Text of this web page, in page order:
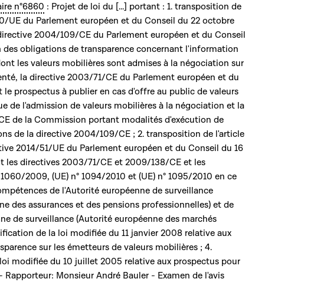
n°6860 : Projet de loi du [...] portant : 1. transposition de
UE du Parlement européen et du Conseil du 22 octobre
2004/109/CE du Parlement européen et du Conseil
obligations de transparence concernant l'information
les valeurs mobilières sont admises à la négociation sur
la directive 2003/71/CE du Parlement européen et du
le prospectus à publier en cas d'offre au public de valeurs
de l'admission de valeurs mobilières à la négociation et la
de la Commission portant modalités d'exécution de
de la directive 2004/109/CE ; 2. transposition de l'article
2014/51/UE du Parlement européen et du Conseil du 16
les directives 2003/71/CE et 2009/138/CE et les
2009, (UE) n° 1094/2010 et (UE) n° 1095/2010 en ce
de l'Autorité européenne de surveillance
des assurances et des pensions professionnelles) et de
de surveillance (Autorité européenne des marchés
de la loi modifiée du 11 janvier 2008 relative aux
sur les émetteurs de valeurs mobilières ; 4.
modifiée du 10 juillet 2005 relative aux prospectus pour
Rapporteur: Monsieur André Bauler - Examen de l'avis